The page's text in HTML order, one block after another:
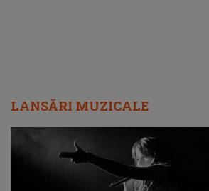
LANSĂRI MUZICALE